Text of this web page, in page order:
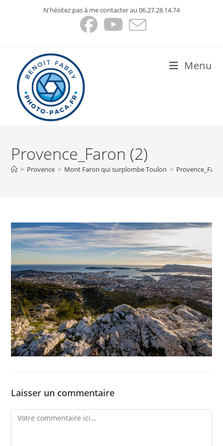
N'hésitez pas à me contacter au 06.27.28.14.74
Menu
Provence_Faron (2)
> Provence > Mont Faron qui surplombe Toulon >
Laisser un commentaire
Comment